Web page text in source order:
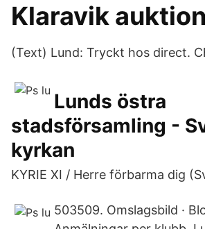
Klaravik
(Text) Lund: Tryckt hos direct.
Lunds östra
stadsförsamling -
kyrkan
KYRIE XI / Herre förbarma dig
503509. Omslagsbild ·